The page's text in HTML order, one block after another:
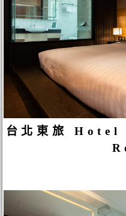
台北東旅